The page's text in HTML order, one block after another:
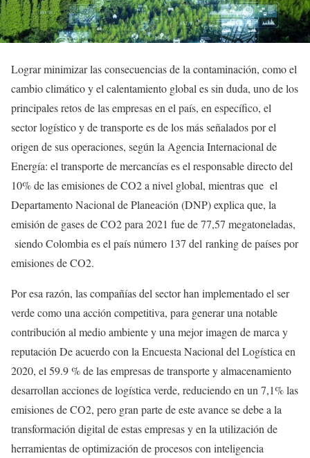
Lograr minimizar las consecuencias de la contaminación, como el
cambio climático y el calentamiento global es sin duda, uno de los
principales retos de las empresas en el país, en específico, el
sector logístico y de transporte es de los más señalados por el
origen de sus operaciones, según la Agencia Internacional de
Energía: el transporte de mercancías es el responsable directo del
10% de las emisiones de CO2 a nivel global, mientras que el
Departamento Nacional de Planeación (DNP) explica que, la
emisión de gases de CO2 para 2021 fue de 77,57 megatoneladas,
siendo Colombia es el país número 137 del ranking de países por
emisiones de CO2.
Por esa razón, las compañías del sector han implementado el ser
verde como una acción competitiva, para generar una notable
contribución al medio ambiente y una mejor imagen de marca y
reputación De acuerdo con la Encuesta Nacional del Logística en
2020, el 59.9 % de las empresas de transporte y almacenamiento
desarrollan acciones de logística verde, reduciendo en un 7,1% las
emisiones de CO2, pero gran parte de este avance se debe a la
transformación digital de estas empresas y en la utilización de
herramientas de optimización de procesos con inteligencia